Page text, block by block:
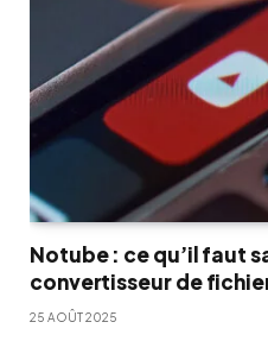
Notube : ce qu’il faut
convertisseur de
25 AOÛT 2025